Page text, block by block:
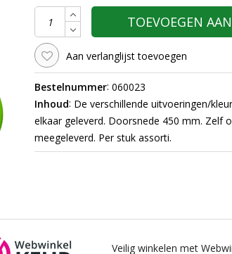
TOEVOEGEN
Aan verlanglijst toevoegen
Bestelnummer: 060023
Inhoud: De verschillende uitvoeringen/
elkaar geleverd. Doorsnede 450 mm. Zelf
meegeleverd. Per stuk assorti.
Veilig winkelen met